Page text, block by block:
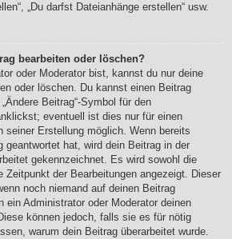
„Du darfst Dateianhänge erstellen“ usw.
bearbeiten oder löschen?
oder Moderator bist, kannst du nur deine
oder löschen. Du kannst einen Beitrag
Beitrag“-Symbol für den
eventuell ist dies nur für einen
seiner Erstellung möglich. Wenn bereits
geantwortet hat, wird dein Beitrag in der
gekennzeichnet. Es wird sowohl die
Zeitpunkt der Bearbeitungen angezeigt. Dieser
noch niemand auf deinen Beitrag
ein Administrator oder Moderator deinen
können jedoch, falls sie es für nötig
warum dein Beitrag überarbeitet wurde.